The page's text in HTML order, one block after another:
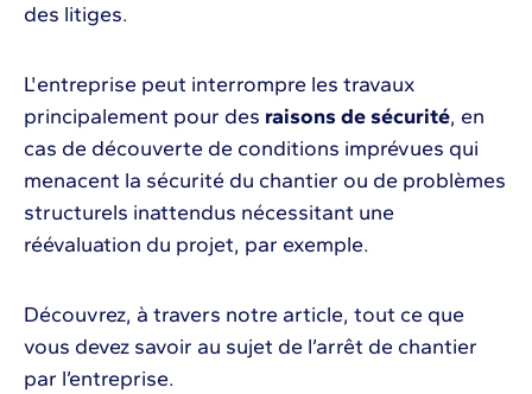
des litiges.
L'entreprise peut interrompre les travaux
principalement pour des raisons de sécurité, en
cas de découverte de conditions imprévues qui
menacent la sécurité du chantier ou de problèmes
structurels inattendus nécessitant une
réévaluation du projet, par exemple.
Découvrez, à travers notre article, tout ce que
vous devez savoir au sujet de l’arrêt de chantier
par l’entreprise.